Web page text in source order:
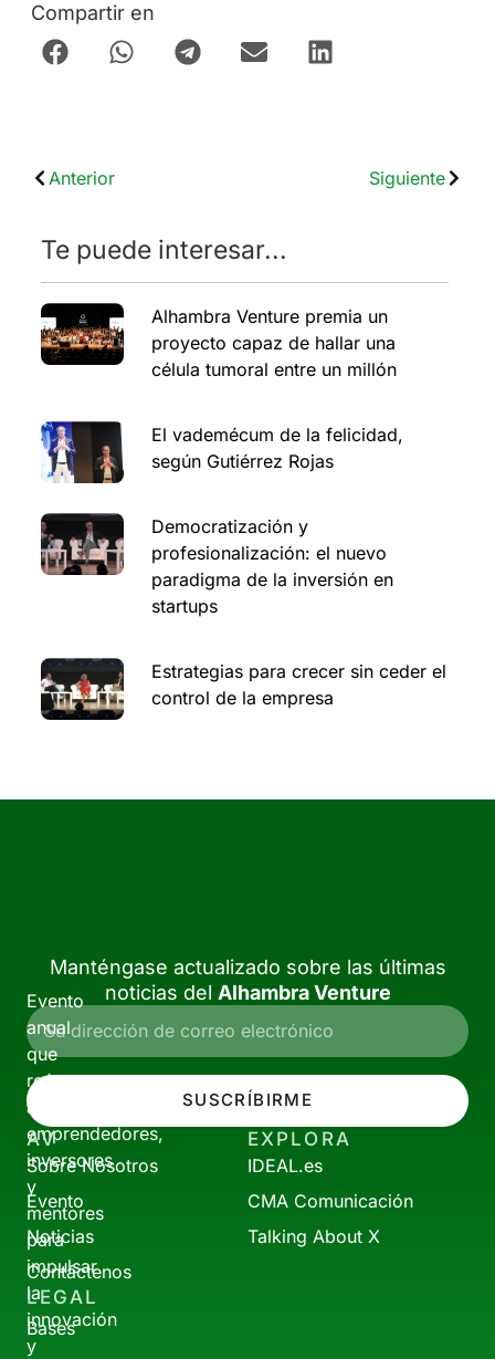
Compartir en
Anterior Siguiente
Te puede interesar...
Alhambra Venture premia un
proyecto capaz de hallar una
célula tumoral entre un millón
El vademécum de la felicidad,
según Gutiérrez Rojas
Democratización y
profesionalización: el nuevo
paradigma de la inversión en
startups
Estrategias para crecer sin ceder el
control de la empresa
Evento
anual
que
reúne
a
emprendedores,
inversores
y
mentores
para
impulsar
la
innovación
y
Manténgase actualizado sobre las últimas
noticias del Alhambra Venture
SUSCRÍBIRME
AV
Sobre Nosotros
Evento
Noticias
Contáctenos
EXPLORA
IDEAL.es
CMA Comunicación
Talking About X
LEGAL
Bases